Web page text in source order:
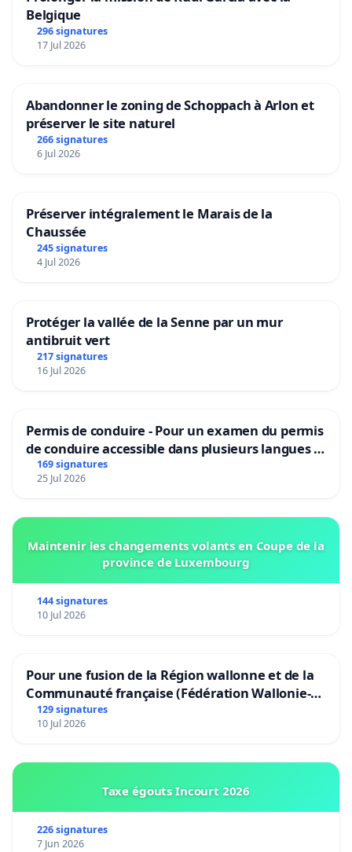
Belgique
296 signatures
17 Jul 2026
Abandonner le zoning de Schoppach à Arlon et
préserver le site naturel
266 signatures
6 Jul 2026
Préserver intégralement le Marais de la
Chaussée
245 signatures
4 Jul 2026
Protéger la vallée de la Senne par un mur
antibruit vert
217 signatures
16 Jul 2026
Permis de conduire - Pour un examen du permis
de conduire accessible dans plusieurs langues à
Bruxelles
169 signatures
25 Jul 2026
Maintenir les changements volants en Coupe de la
province de Luxembourg
144 signatures
10 Jul 2026
Pour une fusion de la Région wallonne et de la
Communauté française (Fédération Wallonie-
Bruxelles)
129 signatures
10 Jul 2026
Taxe égouts Incourt 2026
226 signatures
7 Jun 2026